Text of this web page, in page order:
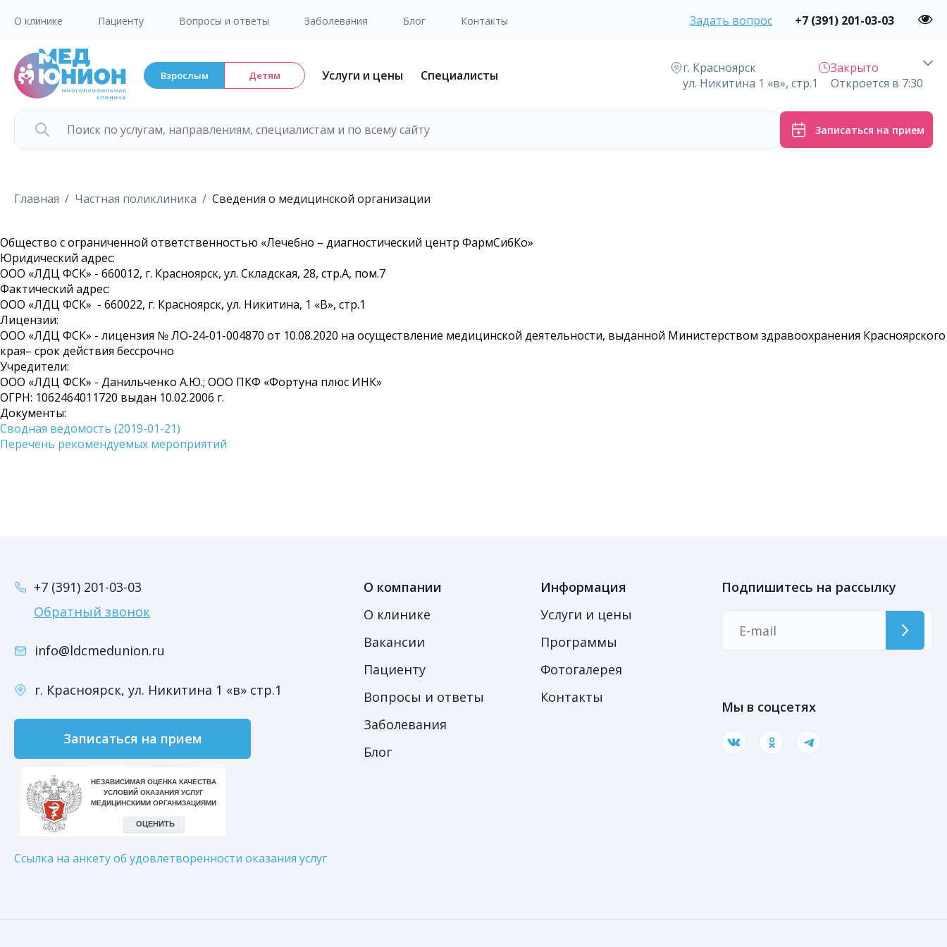
О клинике Пациенту Вопросы и ответы Заболевания Блог Контакты Задать вопрос +7 (391) 201-03-03
Взрослым Детям Услуги и цены Специалисты
г. Красноярск
ул. Никитина 1 «в», стр.1
Закрыто
Откроется в 7:30
Записаться на прием
Главная Частная поликлиника Сведения о медицинской организации
Общество с ограниченной ответственностью «Лечебно – диагностический центр ФармСибКо»
Юридический адрес:
ООО «ЛДЦ ФСК» - 660012, г. Красноярск, ул. Складская, 28, стр.А, пом.7
Фактический адрес:
ООО «ЛДЦ ФСК» - 660022, г. Красноярск, ул. Никитина, 1 «В», стр.1
Лицензии:
ООО «ЛДЦ ФСК» - лицензия № ЛО-24-01-004870 от 10.08.2020 на осуществление медицинской деятельности, выданной Министерством здравоохранения Красноярского
края– срок действия бессрочно
Учредители:
ООО «ЛДЦ ФСК» - Данильченко А.Ю.; ООО ПКФ «Фортуна плюс ИНК»
ОГРН: 1062464011720 выдан 10.02.2006 г.
Документы:
Сводная ведомость (2019-01-21)
Перечень рекомендуемых мероприятий
+7 (391) 201-03-03
Обратный звонок
info@ldcmedunion.ru
г. Красноярск, ул. Никитина 1 «в» стр.1
Записаться на прием
Ссылка на анкету об удовлетворенности оказания услуг
О компании
О клинике
Вакансии
Пациенту
Вопросы и ответы
Заболевания
Блог
Информация
Услуги и цены
Программы
Фотогалерея
Контакты
Подпишитесь на рассылку
Мы в соцсетях